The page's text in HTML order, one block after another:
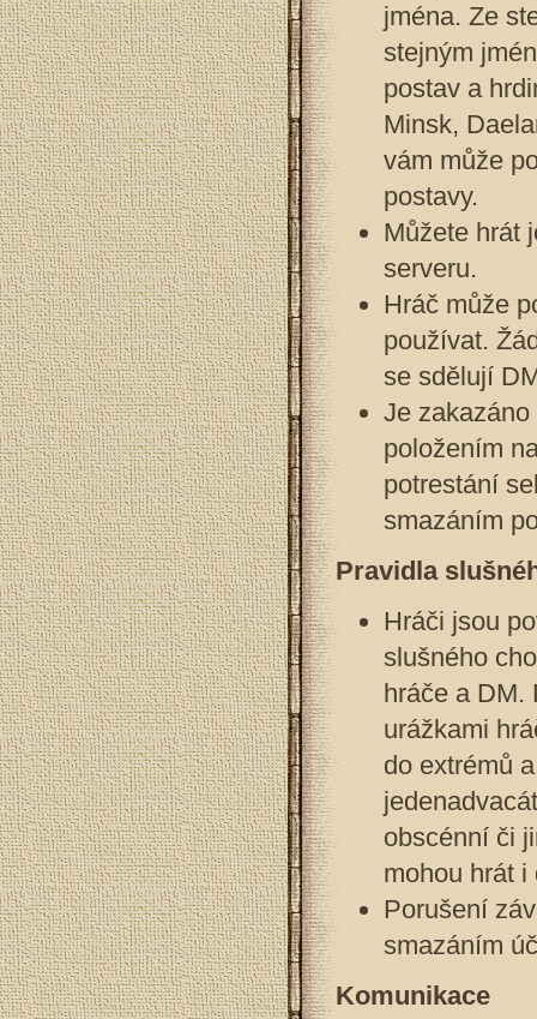
jména. Ze
stejným
postav a
Minsk,
vám může
postavy.
Můžete hrát
serveru.
Hráč může
používat.
se sdělují
Je
položením
potrestání
smazáním
Pravidla
Hráči jsou
slušného
hráče a DM.
urážkami
do extrémů
obscénní či
mohou hrát
Porušení
smazáním
Komunikace